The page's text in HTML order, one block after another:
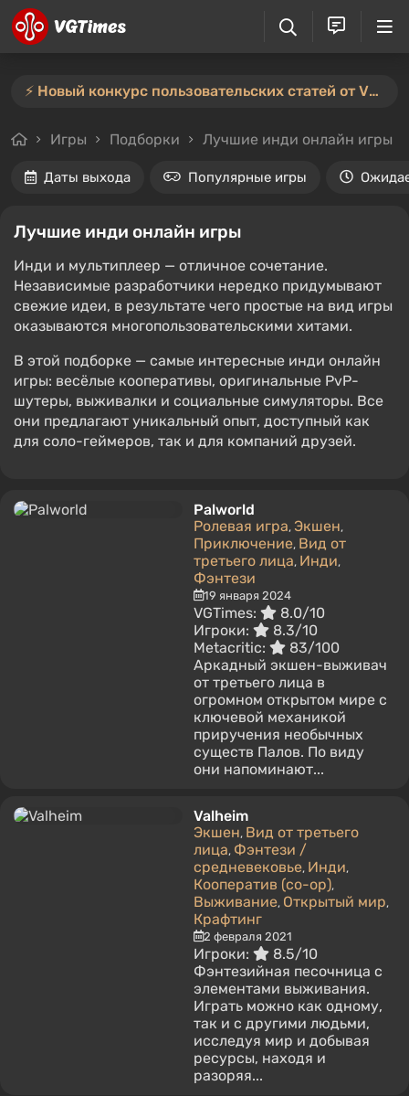
⚡️ Новый конкурс пользовательских статей от VGTimes — участвуйте тут ⚡️
Игры Подборки Лучшие инди онлайн игры
Даты выхода Популярные игры
Лучшие инди онлайн игры
Инди и мультиплеер — отличное сочетание.
Независимые разработчики нередко придумывают
свежие идеи, в результате чего простые на вид игры
оказываются многопользовательскими хитами.
В этой подборке — самые интересные инди онлайн
игры: весёлые кооперативы, оригинальные PvP-
шутеры, выживалки и социальные симуляторы. Все
они предлагают уникальный опыт, доступный как
для соло-геймеров, так и для компаний друзей.
Palworld
Ролевая игра, Экшен,
Приключение, Вид от
третьего лица, Инди,
Фэнтези
19 января 2024
VGTimes:
8.0/10
Игроки:
8.3/10
Metacritic:
83/100
Аркадный экшен-выживач
от третьего лица в
огромном открытом мире с
ключевой механикой
приручения необычных
существ Палов. По виду
они напоминают...
Valheim
Экшен, Вид от третьего
лица, Фэнтези /
средневековье, Инди,
Кооператив (co-op),
Выживание, Открытый мир,
Крафтинг
2 февраля 2021
Игроки:
8.5/10
Фэнтезийная песочница с
элементами выживания.
Играть можно как одному,
так и с другими людьми,
исследуя мир и добывая
ресурсы, находя и
разоряя...